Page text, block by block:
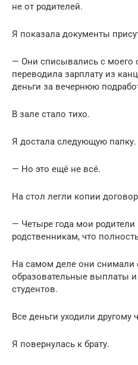
не от родителей.
Я показала документы
— Они списывались с моего
переводила зарплату из
деньги за вечернюю
В зале стало тихо.
Я достала следующую папку.
— Но это ещё не всё.
На стол легли копии
— Четыре года мои родители
родственникам, что
На самом деле они снимали
образовательные выплаты
студентов.
Все деньги уходили другому
Я повернулась к брату.